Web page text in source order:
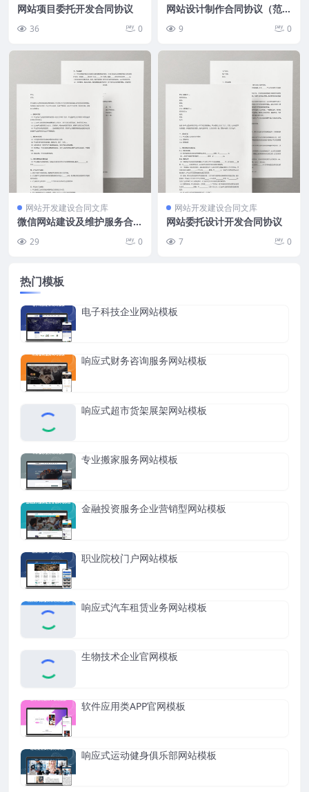
网站项目委托开发合同协议
36 0
网站设计制作合同协议（范
9 0
网站开发建设合同文库
微信网站建设及维护服务合同
29 0
网站开发建设合同文库
网站委托设计开发合同协议
7 0
热门模板
电子科技企业网站模板
响应式财务咨询服务网站模板
响应式超市货架展架网站模板
专业搬家服务网站模板
金融投资服务企业营销型网站模板
职业院校门户网站模板
响应式汽车租赁业务网站模板
生物技术企业官网模板
软件应用类APP官网模板
响应式运动健身俱乐部网站模板